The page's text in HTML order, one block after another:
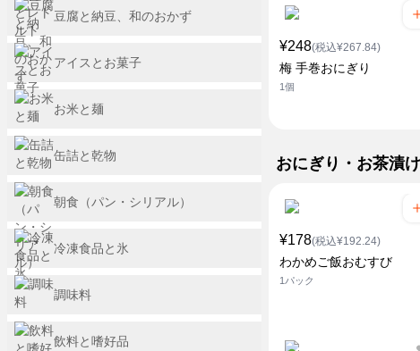
¥248(税込¥267.84)
梅 手巻おにぎり
1個
おにぎり・お茶漬け
¥178(税込¥192.24)
わかめご飯おむすび
1パック
豆腐と納豆、和のおかず
アイスとお菓子
お米と麺
缶詰と乾物
朝食（パン・シリアル）
冷凍食品と氷
調味料
飲料と嗜好品